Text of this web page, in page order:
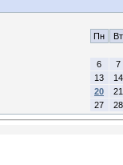
Пн Вт
6
7
13
14
20
21
27
28